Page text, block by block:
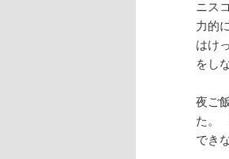
ニス
力的
はけ
をし
夜ご
た。
でき